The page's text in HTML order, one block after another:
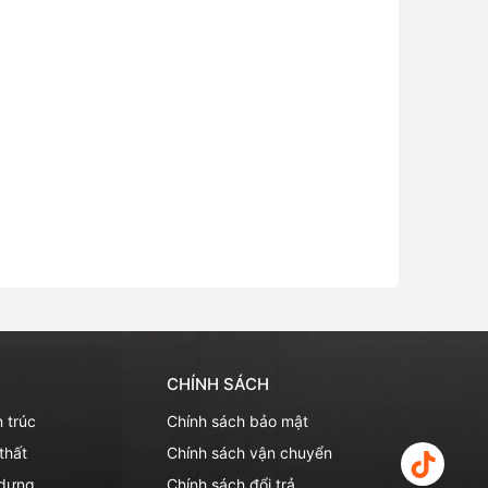
trúc
CHÍNH SÁCH
Chính sách bảo mật
Chính sách vận chuyển
Chính sách đổi trả